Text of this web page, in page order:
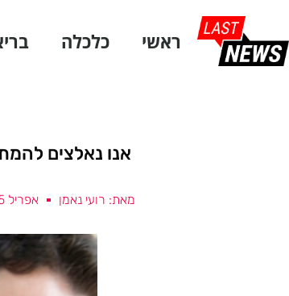
ראשי כלכלה
אנו נאלצים
מאת: רועי נאמן אפריל 25, 2021